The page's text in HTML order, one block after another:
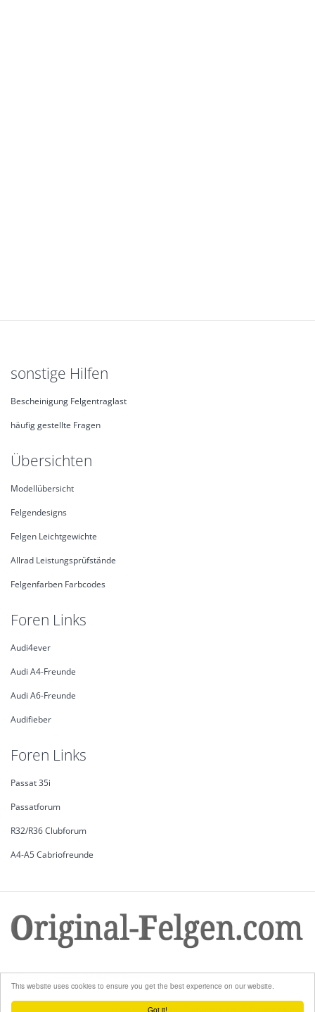
Got it!
This website uses cookies to ensure you get the best experience on our website.
sonstige Hilfen
Bescheinigung Felgentraglast
häufig gestellte Fragen
Übersichten
Modellübersicht
Felgendesigns
Felgen Leichtgewichte
Allrad Leistungsprüfstände
Felgenfarben Farbcodes
Foren Links
Audi4ever
Audi A4-Freunde
Audi A6-Freunde
Audifieber
Foren Links
Passat 35i
Passatforum
R32/R36 Clubforum
A4-A5 Cabriofreunde
© Copyright 2026. All Rights Reserved.
Sitemap